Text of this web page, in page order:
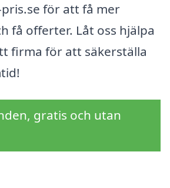
för att få mer
få offerter. Låt oss hjälpa
firma för att säkerställa
gratis och utan